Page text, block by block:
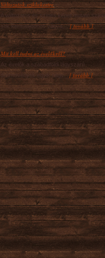
Változatok sziklakertre
A változatos és színes képet mutató
sok kerttulajdonos vágya,...[ tovább ]
Mit kell tudni az évelőkről?
Az évelők a szabadföldi lágyszárú
dísznövények egyik nagy...[ tovább ]